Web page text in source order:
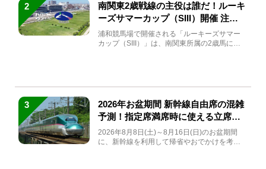
2
南関東2歳戦線の主役は誰だ！ルーキ
ーズサマーカップ（SIII）開催 注目
馬と見どころをチェック
浦和競馬場で開催される「ルーキーズサマー
カップ（SIII）」は、南関東所属の2歳馬によ
3
2026年お盆期間 新幹線自由席の混雑
予測！指定席満席時に使える立席特
急券も解説
2026年8月8日(土)～8月16日(日)のお盆期間
に、新幹線を利用して帰省やおでかけを考え